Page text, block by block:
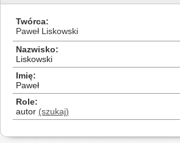
Twórca
Paweł Liskowski
Nazwisko
Liskowski
Imię
Paweł
Role
autor (szukaj)